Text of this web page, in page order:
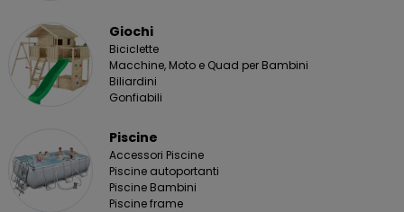
Giochi
Biciclette
Macchine, Moto e Quad per Bambini
Biliardini
Gonfiabili
Piscine
Accessori Piscine
Piscine autoportanti
Piscine Bambini
Piscine frame